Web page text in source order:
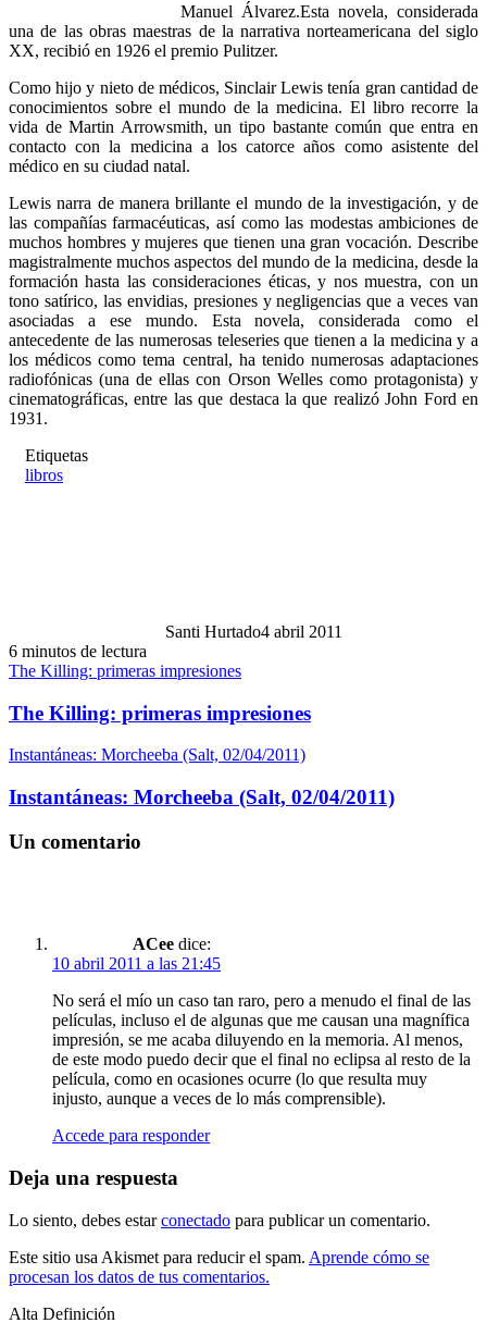
Manuel Álvarez.Esta novela, considerada
una de las obras maestras de la narrativa norteamericana del siglo
XX, recibió en 1926 el premio Pulitzer.
Como hijo y nieto de médicos, Sinclair Lewis tenía gran cantidad de
conocimientos sobre el mundo de la medicina. El libro recorre la
vida de Martin Arrowsmith, un tipo bastante común que entra en
contacto con la medicina a los catorce años como asistente del
médico en su ciudad natal.
Lewis narra de manera brillante el mundo de la investigación, y de
las compañías farmacéuticas, así como las modestas ambiciones de
muchos hombres y mujeres que tienen una gran vocación. Describe
magistralmente muchos aspectos del mundo de la medicina, desde la
formación hasta las consideraciones éticas, y nos muestra, con un
tono satírico, las envidias, presiones y negligencias que a veces van
asociadas a ese mundo. Esta novela, considerada como el
antecedente de las numerosas teleseries que tienen a la medicina y a
los médicos como tema central, ha tenido numerosas adaptaciones
radiofónicas (una de ellas con Orson Welles como protagonista) y
cinematográficas, entre las que destaca la que realizó John Ford en
1931.
Etiquetas
libros
Santi Hurtado4 abril 2011
6 minutos de lectura
The Killing: primeras impresiones
The Killing: primeras impresiones
Instantáneas: Morcheeba (Salt, 02/04/2011)
Instantáneas: Morcheeba (Salt, 02/04/2011)
Un comentario
ACee dice:
10 abril 2011 a las 21:45
No será el mío un caso tan raro, pero a menudo el final de las
películas, incluso el de algunas que me causan una magnífica
impresión, se me acaba diluyendo en la memoria. Al menos,
de este modo puedo decir que el final no eclipsa al resto de la
película, como en ocasiones ocurre (lo que resulta muy
injusto, aunque a veces de lo más comprensible).
Accede para responder
Deja una respuesta
Lo siento, debes estarconectado para publicar un comentario.
Este sitio usa Akismet para reducir el spam. Aprende cómo se
procesan los datos de tus comentarios.
Alta Definición